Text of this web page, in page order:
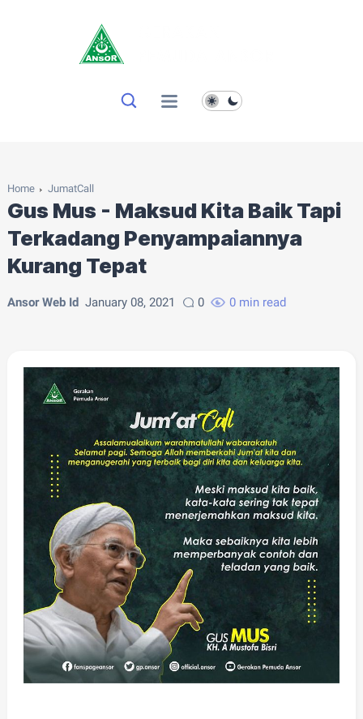
Home JumatCall
Gus Mus - Maksud Kita Baik Tapi
Terkadang Penyampaiannya
Kurang Tepat
Ansor Web Id January 08, 2021 0 0 min read